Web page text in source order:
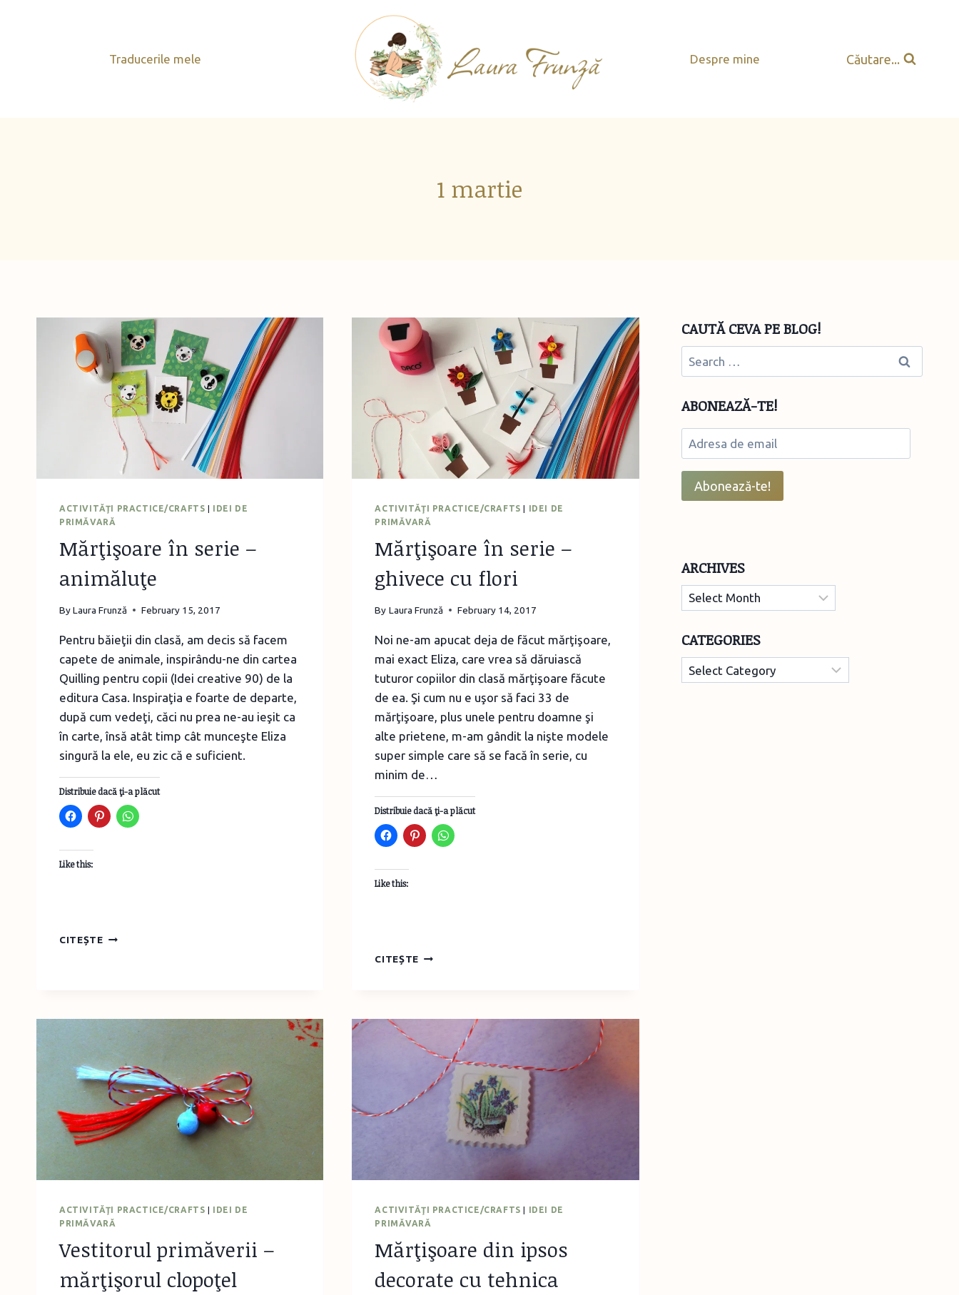
Traducerile mele
Despre mine Căutare...
1 martie
ACTIVITĂŢI PRACTICE/CRAFTS
IDEI DE
PRIMĂVARĂ
Mărţişoare în serie –
animăluţe
ByLaura Frunză February 15, 2017
Pentru băieţii din clasă, am decis să facem
capete de animale, inspirându-ne din cartea
Quilling pentru copii (Idei creative 90) de la
editura Casa. Inspiraţia e foarte de departe,
după cum vedeţi, căci nu prea ne-au ieşit ca
în carte, însă atât timp cât munceşte Eliza
singură la ele, eu zic că e suficient.
Distribuie dacă ţi-a plăcut
Like this:
CITEȘTEMĂRŢIŞOARE
ACTIVITĂŢI PRACTICE/CRAFTS
IDEI DE
PRIMĂVARĂ
Mărţişoare în serie –
ghivece cu flori
By Laura Frunză February 14, 2017
Noi ne-am apucat deja de făcut mărţişoare,
mai exact Eliza, care vrea să dăruiască
tuturor copiilor din clasă mărţişoare făcute
de ea. Şi cum nu e uşor să faci 33 de
mărţişoare, plus unele pentru doamne şi
alte prietene, m-am gândit la nişte modele
super simple care să se facă în serie, cu
minim de…
Distribuie dacă ţi-a plăcut
Like this:
CITEȘTE MĂRŢIŞOARE
FLORI
ACTIVITĂŢI PRACTICE/CRAFTS
IDEI DE
PRIMĂVARĂ
Vestitorul primăverii –
mărţişorul clopoţel
ACTIVITĂŢI PRACTICE/CRAFTS
IDEI DE
PRIMĂVARĂ
Mărţişoare din ipsos
decorate cu tehnica
CAUTĂ CEVA PE BLOG!
Search
for:
ABONEAZĂ-TE!
Adresa
de
email
Abonează-te!
ARCHIVES
Archives
CATEGORIES
Categories